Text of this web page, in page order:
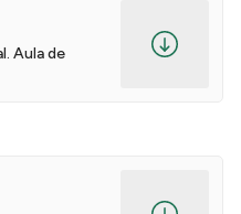
Aula de